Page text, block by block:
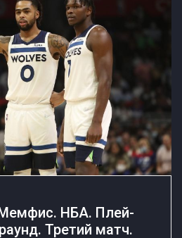
НБА. Плей-
Третий матч.